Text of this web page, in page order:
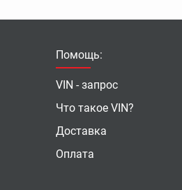
Помощь:
VIN - запрос
Что такое VIN?
Доставка
Оплата